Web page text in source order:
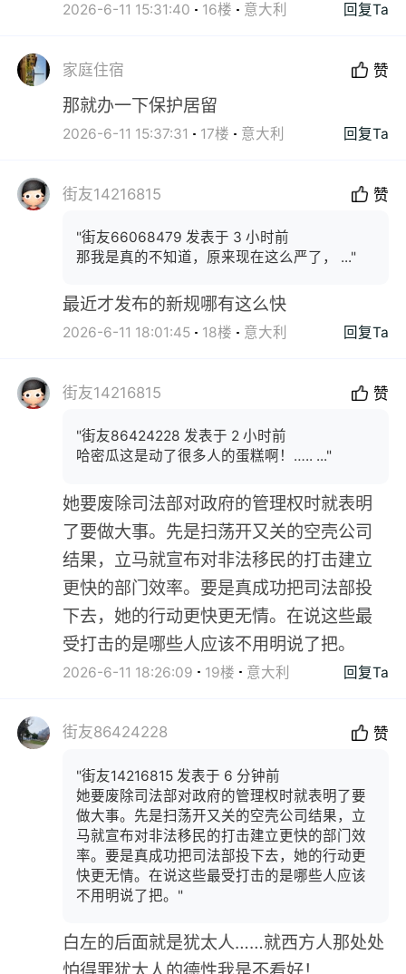
2026-6-11 15:31:40 16楼 意大利 回复Ta
家庭住宿 赞
那就办一下保护居留
2026-6-11 15:37:31 17楼 意大利 回复Ta
街友14216815 赞
"街友66068479 发表于 3 小时前
那我是真的不知道，原来现在这么严了， ..."
最近才发布的新规哪有这么快
2026-6-11 18:01:45 18楼 意大利 回复Ta
街友14216815 赞
"街友86424228 发表于 2 小时前
哈密瓜这是动了很多人的蛋糕啊！….. ..."
她要废除司法部对政府的管理权时就表明
了要做大事。先是扫荡开又关的空壳公司
结果，立马就宣布对非法移民的打击建立
更快的部门效率。要是真成功把司法部投
下去，她的行动更快更无情。在说这些最
受打击的是哪些人应该不用明说了把。
2026-6-11 18:26:09 19楼 意大利 回复Ta
街友86424228 赞
"街友14216815 发表于 6 分钟前
她要废除司法部对政府的管理权时就表明了要
做大事。先是扫荡开又关的空壳公司结果，立
马就宣布对非法移民的打击建立更快的部门效
率。要是真成功把司法部投下去，她的行动更
快更无情。在说这些最受打击的是哪些人应该
不用明说了把。"
白左的后面就是犹太人……就西方人那处处